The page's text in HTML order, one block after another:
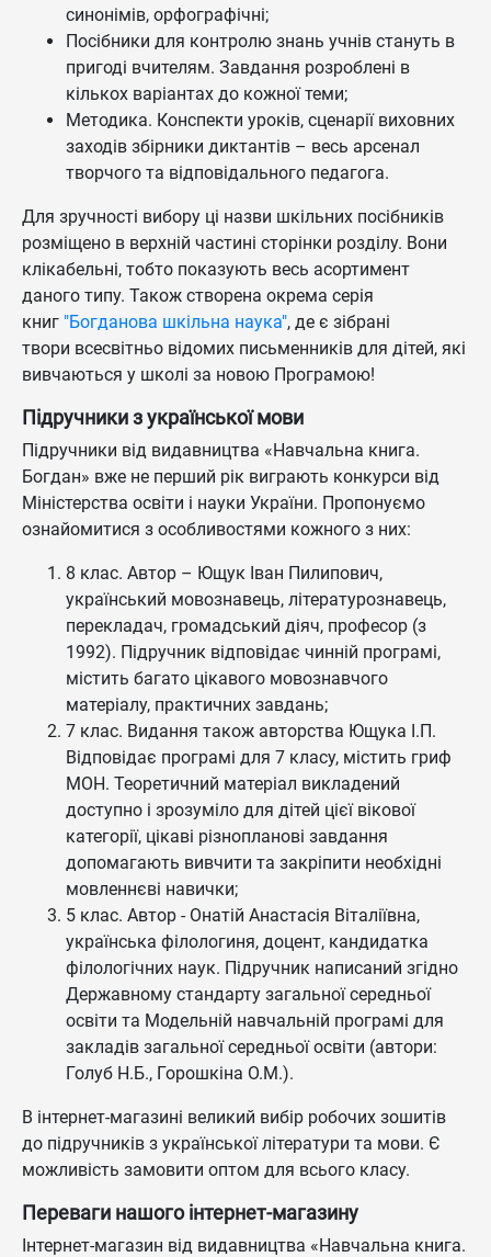
синонімів, орфографічні;
Посібники для контролю знань учнів стануть в
пригоді вчителям. Завдання розроблені в
кількох варіантах до кожної теми;
Методика. Конспекти уроків, сценарії виховних
заходів збірники диктантів – весь арсенал
творчого та відповідального педагога.
Для зручності вибору ці назви шкільних посібників
розміщено в верхній частині сторінки розділу. Вони
клікабельні, тобто показують весь асортимент
даного типу. Також створена окрема серія
книг "Богданова шкільна наука", де є зібрані
твори всесвітньо відомих письменників для дітей, які
вивчаються у школі за новою Програмою!
Підручники з української мови
Підручники від видавництва «Навчальна книга.
Богдан» вже не перший рік виграють конкурси від
Міністерства освіти і науки України. Пропонуємо
ознайомитися з особливостями кожного з них:
8 клас. Автор – Ющук Іван Пилипович,
український мовознавець, літературознавець,
перекладач, громадський діяч, професор (з
1992). Підручник відповідає чинній програмі,
містить багато цікавого мовознавчого
матеріалу, практичних завдань;
7 клас. Видання також авторства Ющука І.П.
Відповідає програмі для 7 класу, містить гриф
МОН. Теоретичний матеріал викладений
доступно і зрозуміло для дітей цієї вікової
категорії, цікаві різнопланові завдання
допомагають вивчити та закріпити необхідні
мовленнєві навички;
5 клас. Автор - Онатій Анастасія Віталіївна,
українська філологиня, доцент, кандидатка
філологічних наук. Підручник написаний згідно
Державному стандарту загальної середньої
освіти та Модельній навчальній програмі для
закладів загальної середньої освіти (автори:
Голуб Н.Б., Горошкіна О.М.).
В інтернет-магазині великий вибір робочих зошитів
до підручників з української літератури та мови. Є
можливість замовити оптом для всього класу.
Переваги нашого інтернет-магазину
Інтернет-магазин від видавництва «Навчальна книга.